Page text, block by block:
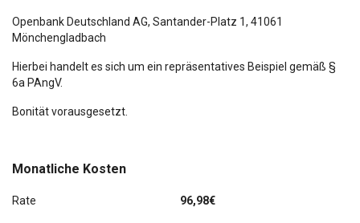
Sonnenblende rechts mit Spiegel
Stahlfelgen 6,5x16
Start/Stop-Anlage
Monatliche Kosten
Rate 96,98€
Openbank Deutschland AG, Santander-Platz 1, 41061
Mönchengladbach
Hierbei handelt es sich um ein repräsentatives Beispiel gemäß §
6a PAngV.
Bonität vorausgesetzt.